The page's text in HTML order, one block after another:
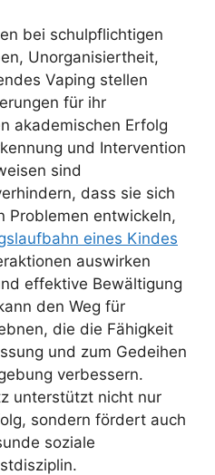
bei schulpflichtigen
Unorganisiertheit,
Vaping stellen
für ihr
akademischen Erfolg
und Intervention
sind
dass sie sich
Problemen entwickeln,
eines Kindes
auswirken
effektive Bewältigung
den Weg für
die die Fähigkeit
und zum Gedeihen
verbessern.
unterstützt nicht nur
sondern fördert auch
soziale